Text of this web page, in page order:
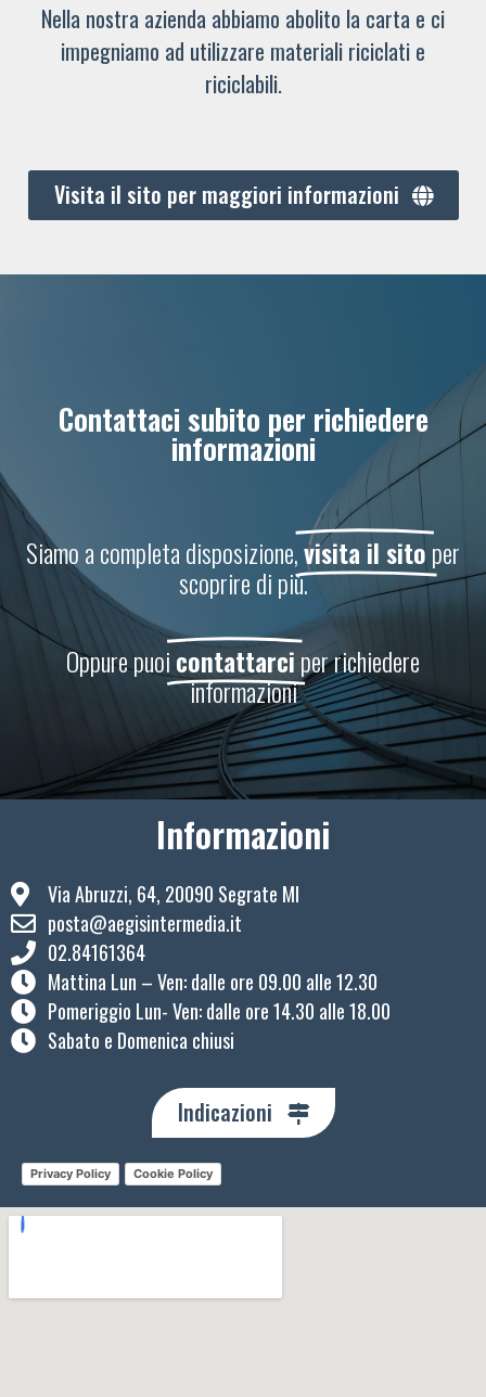
Nella nostra azienda abbiamo abolito la carta e ci
impegniamo ad utilizzare materiali riciclati e
riciclabili.
Visita il sito per maggiori informazioni
Contattaci subito per richiedere
informazioni
Siamo a completa disposizione,visita il sitoper
scoprire di più.
Oppure puoicontattarciper richiedere
informazioni
Informazioni
Via Abruzzi, 64, 20090 Segrate MI
posta@aegisintermedia.it
02.84161364
Mattina Lun – Ven: ​dalle ore 09.00 alle 12.30
Pomeriggio Lun- Ven: dalle ore 14.30 alle 18.00
Sabato e Domenica chiusi
Indicazioni
Privacy Policy Cookie Policy